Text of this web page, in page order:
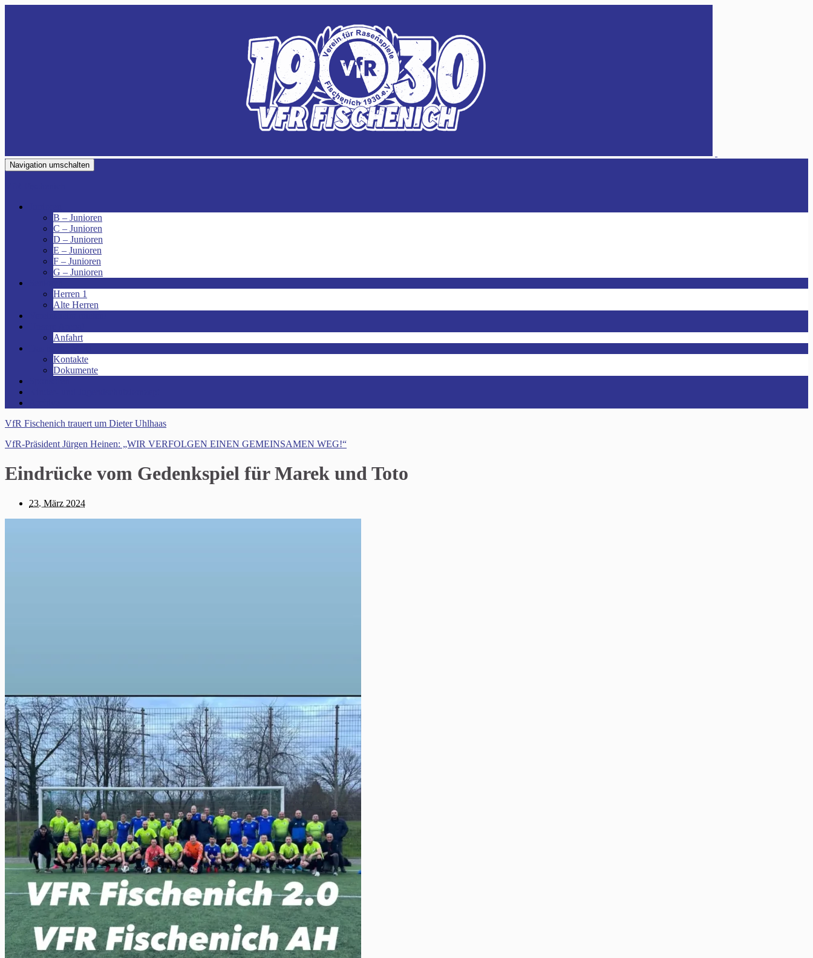
Navigation umschalten
B – Junioren
C – Junioren
D – Junioren
E – Junioren
F – Junioren
G – Junioren
Herren 1
Alte Herren
Anfahrt
Kontakte
Dokumente
VfR Fischenich trauert um Dieter Uhlhaas
VfR-Präsident Jürgen Heinen: „WIR VERFOLGEN EINEN GEMEINSAMEN WEG!“
Eindrücke vom Gedenkspiel für Marek und Toto
23. März 2024